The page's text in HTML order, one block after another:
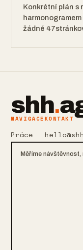
Konkrétní plán s
žádné
shh.
NAVIGACE
Práce
Služby
KONTAKT
+420
Měříme návštěvnost,